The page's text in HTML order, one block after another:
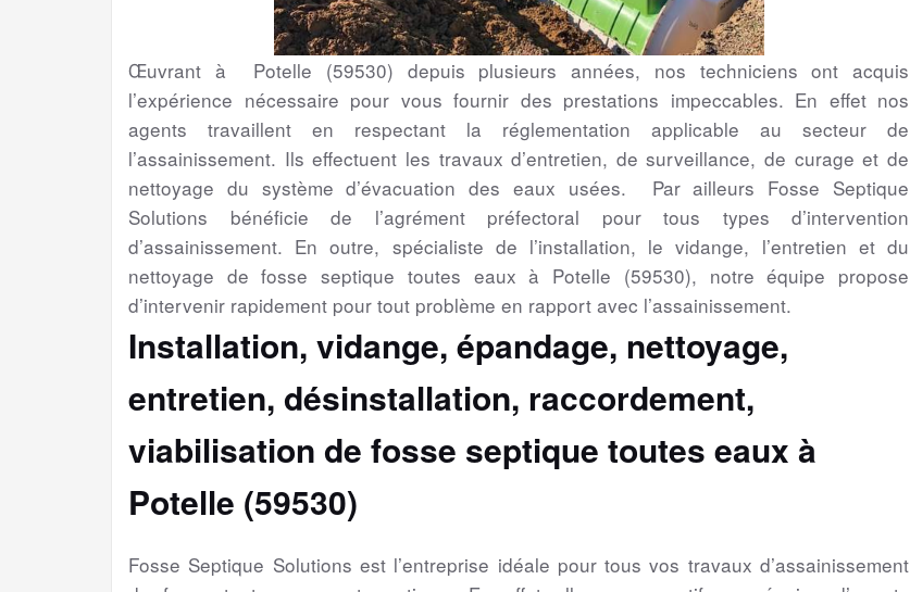
Œuvrant à Potelle (59530) depuis plusieurs années, nos techniciens ont acquis
l’expérience nécessaire pour vous fournir des prestations impeccables. En effet nos
agents travaillent en respectant la réglementation applicable au secteur de
l’assainissement. Ils effectuent les travaux d’entretien, de surveillance, de curage et de
nettoyage du système d’évacuation des eaux usées. Par ailleurs Fosse Septique
Solutions bénéficie de l’agrément préfectoral pour tous types d’intervention
d’assainissement. En outre, spécialiste de l’installation, le vidange, l’entretien et du
nettoyage de fosse septique toutes eaux à Potelle (59530), notre équipe propose
d’intervenir rapidement pour tout problème en rapport avec l’assainissement.
Installation, vidange, épandage, nettoyage,
entretien, désinstallation, raccordement,
viabilisation de fosse septique toutes eaux à
Potelle (59530)
Fosse Septique Solutions est l’entreprise idéale pour tous vos travaux d’assainissement